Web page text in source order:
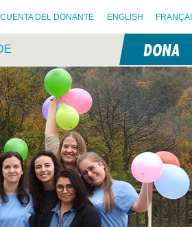
CUENTA DEL DONANTE ENGLISH
DONA